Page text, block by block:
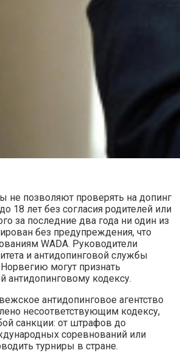
не позволяют проверять на допинг
18 лет без согласия родителей или
за последние два года ни один из
без предупреждения, что
WADA. Руководители
и антидопинговой службы
Норвегию могут признать
антидопинговому кодексу.
антидопинговое агентство
несоответствующим кодексу,
санкции: от штрафов до
соревнований или
турниры в стране.